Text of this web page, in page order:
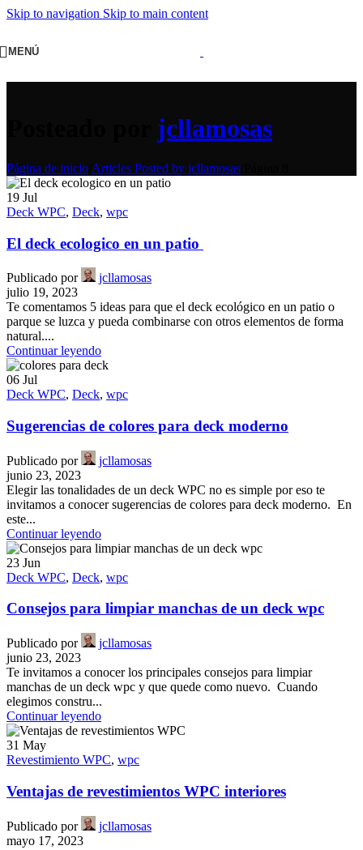
Skip to navigation Skip to main content
MENÚ
jcllamosas
Página de inicio Articles Posted by jcllamosas
19 Jul
Deck WPC, Deck, wpc
El deck ecologico en un patio
Publicado por
jcllamosas
julio 19, 2023
Te comentamos 5 ideas para que el deck ecológico en un patio o
parque se luzca y pueda combinarse con otros elementos de forma
natural....
Continuar leyendo
06 Jul
Deck WPC, Deck, wpc
Sugerencias de colores para deck moderno
Publicado por
jcllamosas
junio 23, 2023
Elegir las tonalidades de un deck WPC no es simple por eso te
invitamos a conocer sugerencias de colores para deck moderno. En
este...
Continuar leyendo
23 Jun
Deck WPC, Deck, wpc
Consejos para limpiar manchas de un deck wpc
Publicado por
jcllamosas
junio 23, 2023
Te invitamos a conocer los principales consejos para limpiar
manchas de un deck wpc y que quede como nuevo. Cuando
elegimos constru...
Continuar leyendo
31 May
Revestimiento WPC, wpc
Ventajas de revestimientos WPC interiores
Publicado por
jcllamosas
mayo 17, 2023